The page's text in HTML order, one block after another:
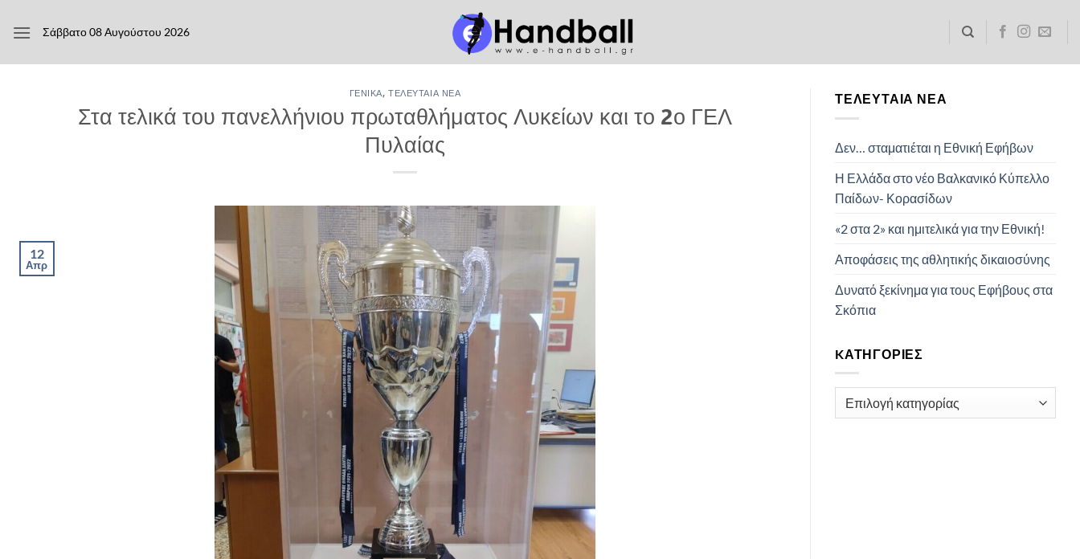
στο
Σάββατο 08 Αυγούστου 2026
ΓΕΝΙΚΆ,ΤΕΛΕΥΤΑΊΑ ΝΈΑ
Στα τελικά του πανελλήνιου πρωταθλήματος Λυκείων και το 2ο ΓΕΛ
Πυλαίας
12
Απρ
ΤΕΛΕΥΤΑΊΑ ΝΈΑ
Δεν… σταματιέται η Εθνική Εφήβων
Η Ελλάδα στο νέο Βαλκανικό Κύπελλο
Παίδων- Κορασίδων
«2 στα 2» και ημιτελικά για την Εθνική!
Αποφάσεις της αθλητικής δικαιοσύνης
Δυνατό ξεκίνημα για τους Εφήβους στα
Σκόπια
KΑΤΗΓΟΡΊΕΣ
Kατηγορίες